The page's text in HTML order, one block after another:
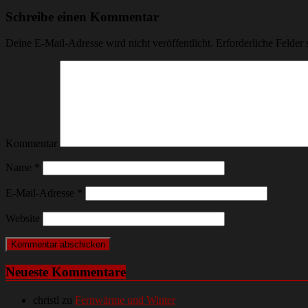
Schreibe einen Kommentar
Deine E-Mail-Adresse wird nicht veröffentlicht. Erforderliche Felder
Kommentar
Name
E-Mail-Adresse
Website
Neueste Kommentare
christl zu Fernwärme und Winter